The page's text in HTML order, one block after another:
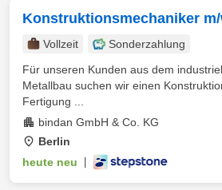
Konstruktionsmechaniker m/
Vollzeit
Sonderzahlung
Für unseren Kunden aus dem
Metallbau suchen wir einen
Fertigung ...
bindan GmbH & Co. KG
Berlin
heute neu